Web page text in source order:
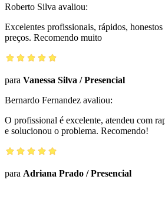
Roberto Silva avaliou:
Excelentes profissionais, rápidos,
preços. Recomendo muito
para Vanessa Silva /Presencial
Bernardo Fernandez avaliou:
O profissional é excelente, atendeu com
e solucionou o problema. Recomendo!
para Adriana Prado /Presencial